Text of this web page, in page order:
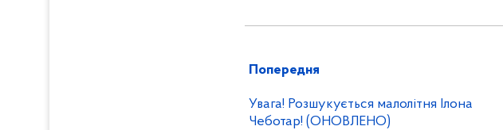
Попередня
Увага! Розшукується малолітня Ілона
Чеботар! (ОНОВЛЕНО)